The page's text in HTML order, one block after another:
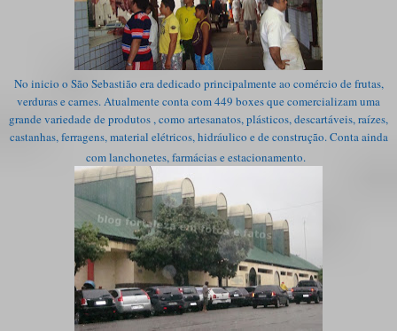
No inicio o São Sebastião era dedicado principalmente ao comércio de frutas,
verduras e carnes. Atualmente conta com 449 boxes que comercializam uma
grande variedade de produtos , como artesanatos, plásticos, descartáveis, raízes,
castanhas, ferragens, material elétricos, hidráulico e de construção. Conta ainda
com lanchonetes, farmácias e estacionamento.